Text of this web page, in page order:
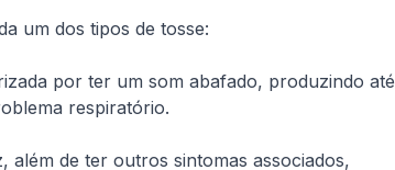
um dos tipos de tosse:
por ter um som abafado, produzindo até
respiratório.
de ter outros sintomas associados,